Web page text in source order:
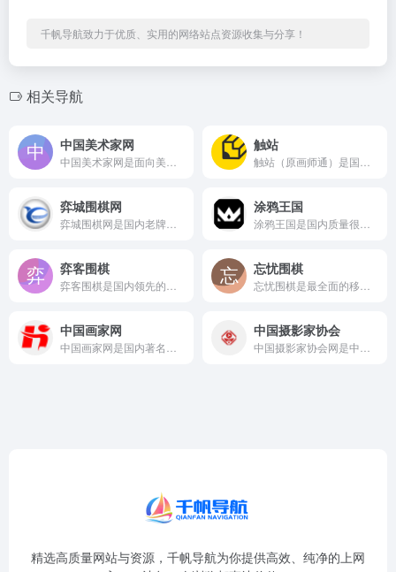
千帆导航致力于优质、实用的网络站点资源收集与分享！
相关导航
中国美术家网 触站
弈城围棋网 涂鸦王国
弈客围棋 忘忧围棋
中国画家网 中国摄影家协会
精选高质量网站与资源，千帆导航为你提供高效、纯净的上网